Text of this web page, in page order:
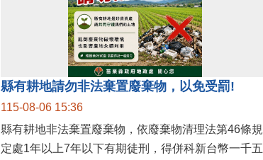
縣有耕地請勿非法棄置廢棄物，以免受罰!
115-08-06 15:36
縣有耕地非法棄置廢棄物，依廢棄物清理法第46條規
定處1年以上7年以下有期徒刑，得併科新台幣一千五